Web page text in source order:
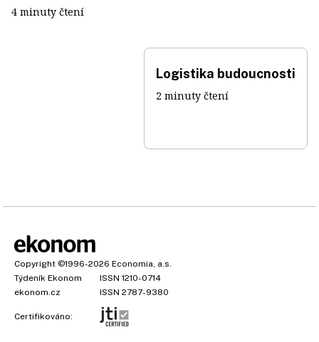
4 minuty čtení
Logistika budoucnosti
2 minuty čtení
Copyright ©1996-2026 Economia, a.s.
Týdeník Ekonom
ISSN 1210-0714
ekonom.cz
ISSN 2787-9380
Certifikováno: